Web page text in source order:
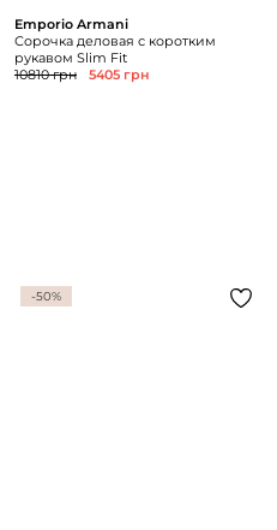
Emporio Armani
Сорочка деловая с коротким
рукавом Slim Fit
10810 грн
5405 грн
-50%